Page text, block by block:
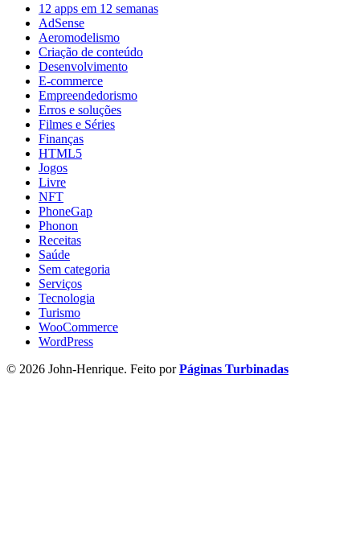
12 apps em 12 semanas
AdSense
Aeromodelismo
Criação de conteúdo
Desenvolvimento
E-commerce
Empreendedorismo
Erros e soluções
Filmes e Séries
Finanças
HTML5
Jogos
Livre
NFT
PhoneGap
Phonon
Receitas
Saúde
Sem categoria
Serviços
Tecnologia
Turismo
WooCommerce
WordPress
© 2026 John-Henrique. Feito porPáginas Turbinadas